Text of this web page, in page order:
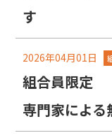
す
2026年04月01日
組合員限定
専門家による